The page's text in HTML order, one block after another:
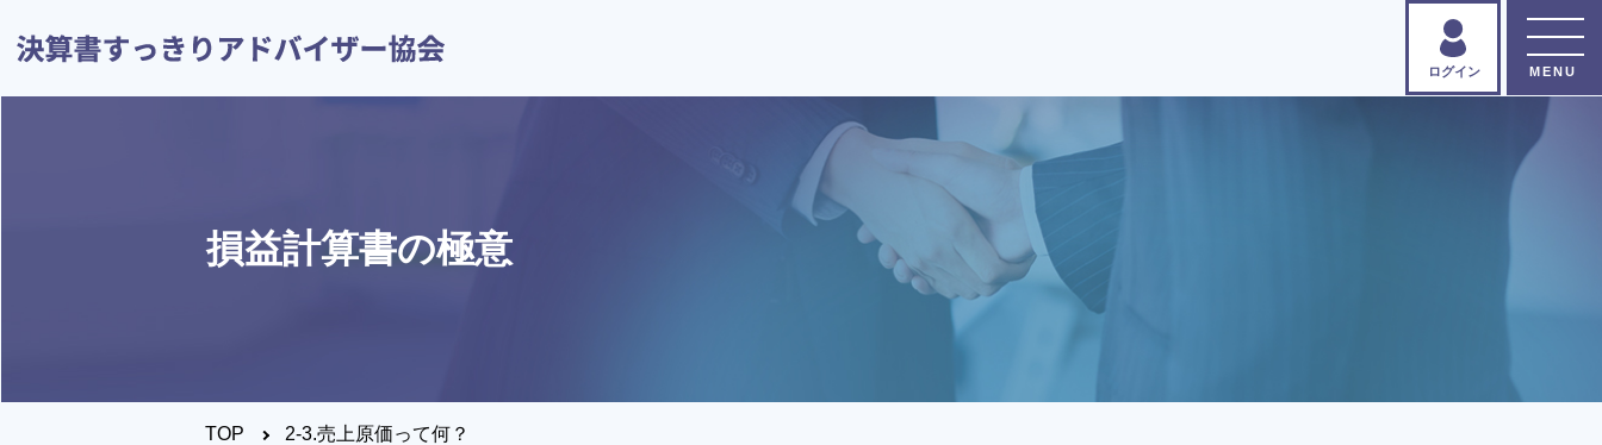
ログイン
トップページ
決算書すっきり
アドバイザー
とは？
損益計算書の極意
TOP 2-3.売上原価って何？